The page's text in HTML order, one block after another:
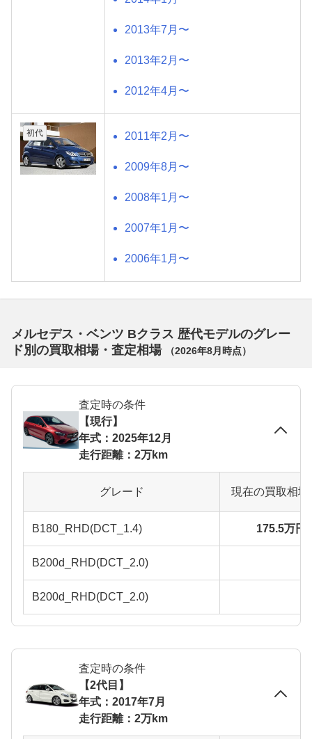
2013年7月〜
2013年2月〜
2012年4月〜
初代 2011年2月〜
2009年8月〜
2008年1月〜
2007年1月〜
2006年1月〜
メルセデス・ベンツ Bクラス 歴代モデルのグレー
ド別の買取相場・査定相場
（2026年8月 時点）
査定時の条件
【現行】
年式：2025年12月
走行距離：2万km
グレード 現在の買取相
B180_RHD(DCT_1.4) 175.5万円
B200d_RHD(DCT_2.0)
B200d_RHD(DCT_2.0)
査定時の条件
【2代目】
年式：2017年7月
走行距離：2万km